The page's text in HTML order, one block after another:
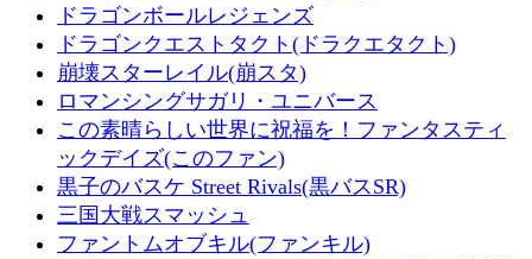
ドラゴンボールレジェンズ
ドラゴンクエストタクト(ドラクエタクト)
崩壊スターレイル(崩スタ)
ロマンシングサガリ・ユニバース
この素晴らしい世界に祝福を！ファンタスティ
ックデイズ(このファン)
黒子のバスケ Street Rivals(黒バスSR)
三国大戦スマッシュ
ファントムオブキル(ファンキル)